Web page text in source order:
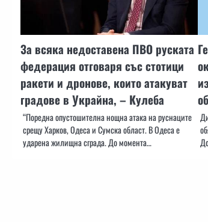
За всяка недоставена ПВО руската
федерация отговаря със стотици
ракети и дронове, които атакуват
градове в Украйна, – Кулеба
“Поредна опустошителна нощна атака на руснаците
срещу Харков, Одеса и Сумска област. В Одеса е
ударена жилищна сграда. До момента…